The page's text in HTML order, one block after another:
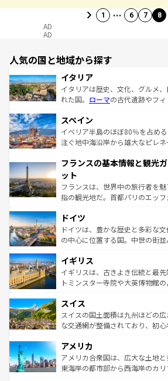
1 … 6 7 8
AD
AD
人気の国と地域から探す
イタリア
イタリアは歴史、文化、グルメ
れた国。 ローマの古代遺跡やフ
ろん、トスカーナの美しい田園風
景など、自然景観も見逃せない
ピザやパスタなど、絶品のイタ
ませてくれるイタリアで、忘れ
なお、新着のイタリア情報は
しい。
スペイン
イベリア半島のほぼ80％を占め
注ぐ地中海沿岸から雄大なピレ
文化が根付くこの国では、情熱
れる闘牛、そして美味しいタパス
る。首都マドリードの洗練され
アートに溢れた街角から、地方
せる。地方によって風土や気候が
性で訪れる
ンテンツ一覧を参照してほしい。
フランスの基本情報と観光
ット
フランスは、世界中の旅行者を
指の観光地だ。首都パリのエッ
で、幅広い魅力が詰まっている。
聖堂、美しいビーチ、そして豊
から魅了する。また、フランス
いる。シャンパンの発祥地である
香り高いラベンダー畑など、多
らに、パリ以外の地域にも魅力
れる地方に足を運ぶとそれぞれで
きるだろう。 なお、新着の
を参照してほしい。
ドイツ
ドイツは、豊かな歴史と多彩な
の中心に位置する国。中世の街
顔を持つこの国は、どこを歩いて
ルリンの文化的活気、バイエル
してライン川沿いのワイン畑と
は、お酒好きな人にはぜひ体験してほしい。
ドイツ情報はコンテンツ一覧を
イギリス
イギリスは、古きよき伝統と最
トミンスター寺院や大英博物館
リアごとに異なる魅力がある。ま
ティー、ビール好きにはたまら
戦など、本場だからこそできる
ンツ一覧を参照してほしい。
スイス
スイスの国土面積は九州ほどの
な交通網が整備されており、初
の建物がそのまま残る町や、スイ
博物館もあり、アルプス観光だけ
ことができる。国民の所得が高
アメリカ
アメリカ合衆国は、広大な土地と
東海岸の都市部から西海岸のカ